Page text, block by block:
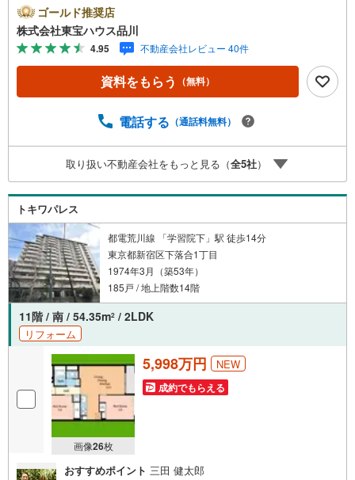
とも包み隠さずお伝えし、「納得して選ぶ」ためのサポー
トを大切にしています。現地でしか分からないリアルな情
報も含めて、一緒に後悔しない住まい探しを進めていきま
しょう。まずはお気軽にご相談ください。【Yahoo！ 不動
産キャンペーン対象店舗】当店で物件を成約するとPayPay
ボーナスライトがもらえる「Yahoo！ 不動産 物件ご成約キ
予約をする」ボタンからお問い合わせください。※必ずYah
スライトは出金と譲渡はできません。ご案内・詳細な資料
のご請求はお気軽にどうぞ♪お電話でのお問い合わせも常
時受け付けております！お気軽にお問い合わせください。
ゴールド推奨店
株式会社東宝ハウス品川
4.95 不動産会社レビュー 40件
資料をもらう （無料）
電話する （通話料無料）
取り扱い不動産会社をもっと見る（全5社）
トキワパレス
都電荒川線 「学習院下」駅 徒歩14分
東京都新宿区下落合1丁目
1974年3月（築53年）
185戸 / 地上階数14階
11階 / 南 / 54.35m2 / 2LDK
リフォーム
画像26枚
5,998万円 NEW
成約でもらえる
おすすめポイント 三田 健太郎